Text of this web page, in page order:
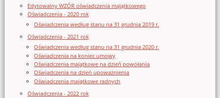
Edytowalny WZÓR oświadczenia majątkowego
Oświadczenia - 2020 rok
Oświadczenia według stanu na 31 grudnia 2019 r.
Oświadczenia - 2021 rok
Oświadczenia według stanu na 31 grudnia 2020 r.
Oświadczenia na koniec umowy
Oświadczenia majątkowe na dzień powołania
Oświadczenia na dzień upoważnienia
Oświadczenia majątkowe radnych
Oświadczenia - 2022 rok